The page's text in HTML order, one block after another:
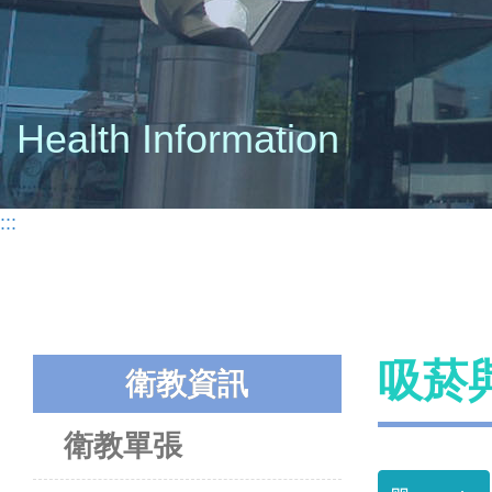
Health Information
:::
衛教資訊
衛教單張
吸菸